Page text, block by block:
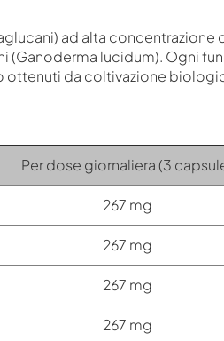
ad alta concentrazione
(Ganoderma lucidum). Ogni
da coltivazione
Per dose giornaliera (3
267 mg
267 mg
267 mg
267 mg